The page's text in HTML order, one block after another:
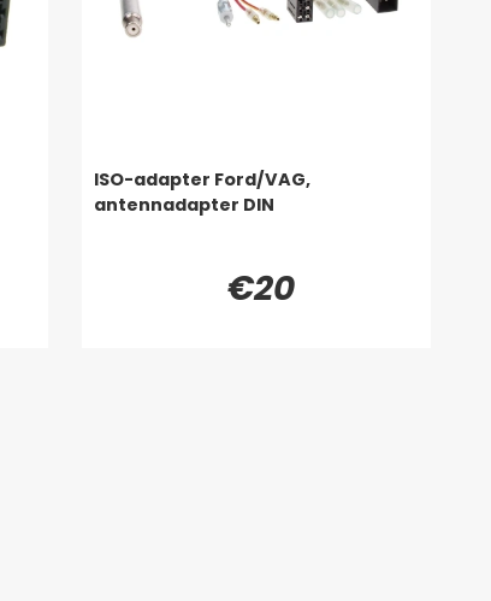
ISO-adapter Ford/VAG,
antennadapter DIN
€20